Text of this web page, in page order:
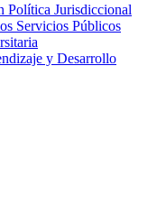
Política Jurisdiccional
Servicios Públicos
y Desarrollo